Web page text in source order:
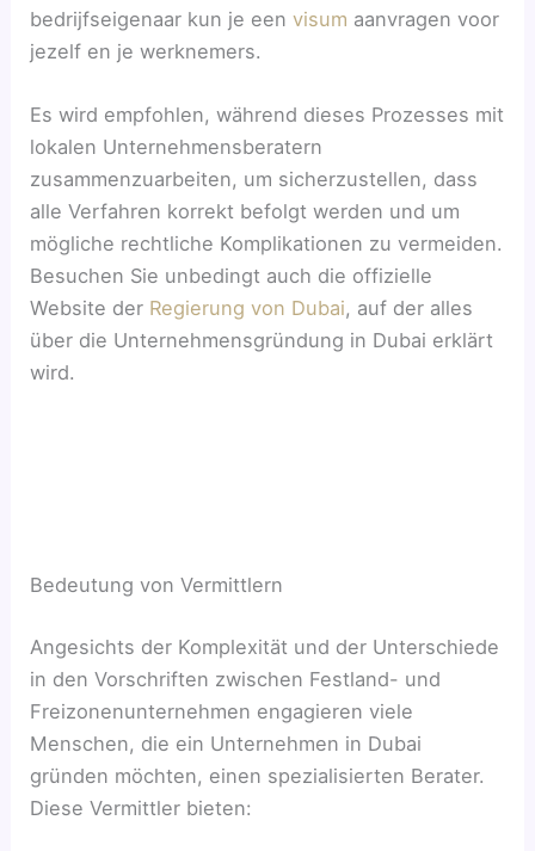
bedrijfseigenaar kun je eenvisum aanvragen voor
jezelf en je werknemers.
Es wird empfohlen, während dieses Prozesses mit
lokalen Unternehmensberatern
zusammenzuarbeiten, um sicherzustellen, dass
alle Verfahren korrekt befolgt werden und um
mögliche rechtliche Komplikationen zu vermeiden.
Besuchen Sie unbedingt auch die offizielle
Website der Regierung von Dubai, auf der alles
über die Unternehmensgründung in Dubai erklärt
wird.
Bedeutung von Vermittlern
Angesichts der Komplexität und der Unterschiede
in den Vorschriften zwischen Festland- und
Freizonenunternehmen engagieren viele
Menschen, die ein Unternehmen in Dubai
gründen möchten, einen spezialisierten Berater.
Diese Vermittler bieten: